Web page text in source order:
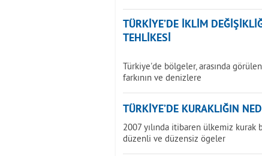
TÜRKİYE’DE İKLİM
TEHLİKESİ
Türkiye'de bölgeler, arasında
farkının ve denizlere
TÜRKİYE’DE KURAKLIĞIN
2007 yılında itibaren ülkemiz
düzenli ve düzensiz ögeler